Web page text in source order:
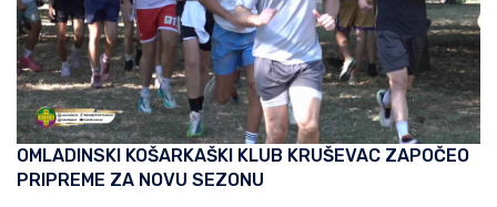
OMLADINSKI KOŠARKAŠKI KLUB KRUŠEVAC ZAPOČEO
PRIPREME ZA NOVU SEZONU